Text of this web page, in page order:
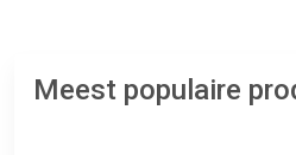
Meest populaire